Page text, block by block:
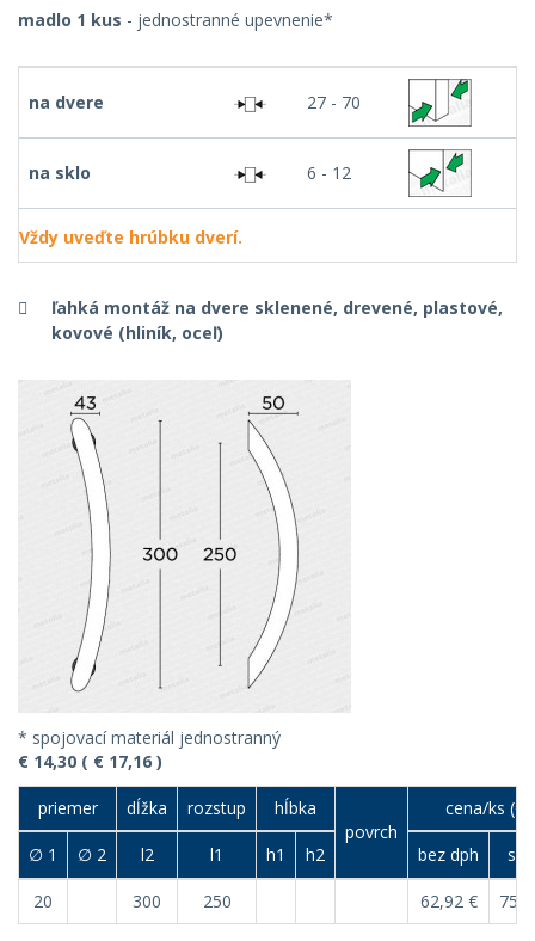
madlo 1 kus - jednostranné upevnenie*
na dvere 27 - 70
na sklo 6 - 12
Vždy uveďte hrúbku dverí.
ľahká montáž na dvere sklenené, drevené, plastové,
kovové (hliník, oceľ)
* spojovací materiál jednostranný
€ 14,30 ( € 17,16 )
priemer dĺžka rozstup
hĺbka
povrch
cena/ks (€)
∅ 1 ∅ 2 l2 l1 h1 h2 bez dph s
20 300 250 62,92 €